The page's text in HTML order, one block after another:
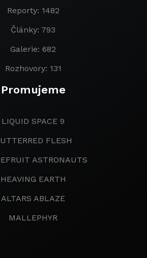
Reporty: 1482
Články: 793
Galerie: 682
Rozhovory: 131
Promujeme
LIQUID SPACE 9
FLESH
ASTRONAUTS
HEAVING EARTH
ALTARS ABLAZE
MALLEPHYR